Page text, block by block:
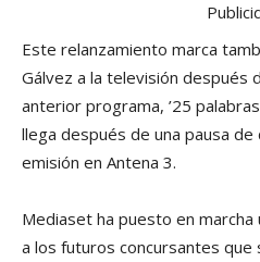
Este relanzamiento marca
Gálvez a la televisión después
anterior programa, ’25
llega después de una pausa
emisión en Antena 3.
Mediaset ha puesto en
a los futuros concursantes